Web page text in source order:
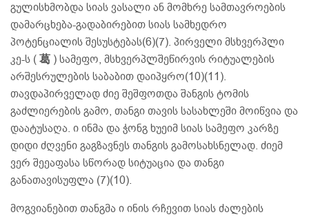
გულისხმობდა სიას ვასალი ან მომხრე სამთავროების
დამარცხება-გადაბირებით სიას სამხედრო
პოტენციალის შესუსტებას(6)(7). პირველი მსხვერპლი
კე-ს (葛 ) სამეფო, მსხვერპლშეწირვის რიტუალების
არშესრულების საბაბით დაიპყრო(10)(11).
თავდაპირველად ძიე შეშფოთდა შანგის ტომის
გაძლიერების გამო, თანგი თავის სასახლეში მოიწვია და
დაატუსაღა. ი ინმა და ჭონგ ხუეიმ სიას სამეფო კარზე
დიდი ძღვენი გაგზავნეს თანგის გამოსახსნელად. ძიემ
ვერ შეეაფასა სწორად სიტუაცია და თანგი
განათავისუფლა (7)(10).
მოგვიანებით თანგმა ი ინის რჩევით სიას ძალების